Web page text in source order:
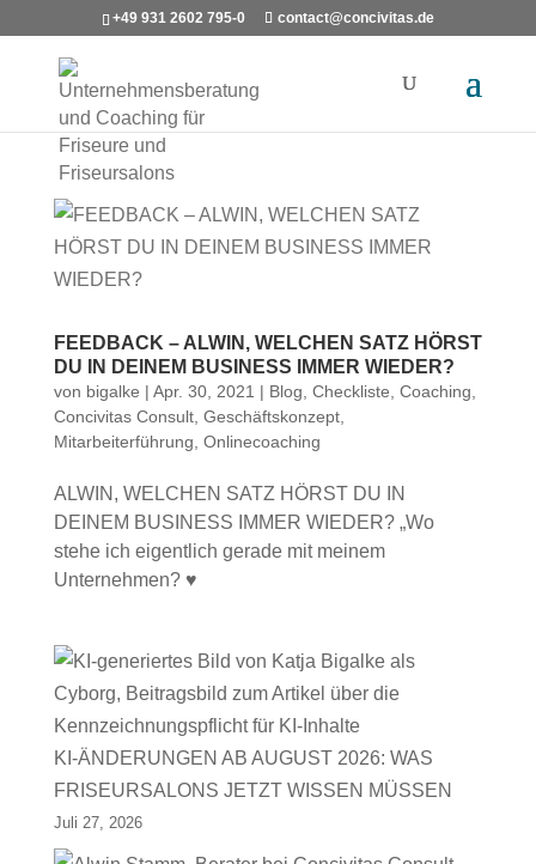
+49 931 2602 795-0 contact@concivitas.de
FEEDBACK – ALWIN, WELCHEN SATZ HÖRST
DU IN DEINEM BUSINESS IMMER WIEDER?
von bigalke | Apr. 30, 2021 | Blog Checkliste Coaching
Concivitas Consult, Geschäftskonzept,
Mitarbeiterführung Onlinecoaching
ALWIN, WELCHEN SATZ HÖRST DU IN
DEINEM BUSINESS IMMER WIEDER? „Wo
stehe ich eigentlich gerade mit meinem
Unternehmen? ♥
KI-ÄNDERUNGEN AB AUGUST 2026: WAS
FRISEURSALONS JETZT WISSEN MÜSSEN
Juli 27, 2026